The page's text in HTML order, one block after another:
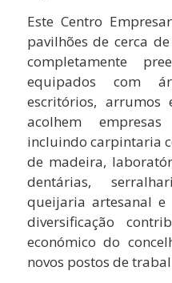
Este Centro
pavilhões de cerca
completamente
equipados com
escritórios, arrumos
acolhem
incluindo carpintaria
de madeira,
dentárias,
queijaria artesanal e
diversificação
económico do
novos postos de